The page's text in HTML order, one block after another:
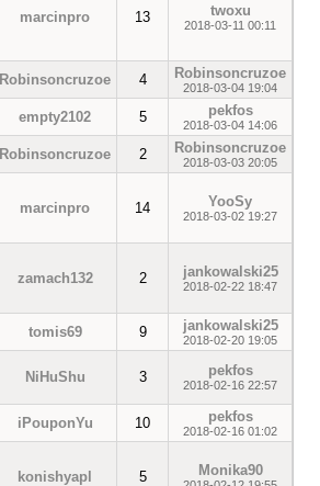
marcinpro 13 twoxu
2018-03-11 00:11
Robinsoncruzoe 4 Robinsoncruzoe
2018-03-04 19:04
empty2102 5 pekfos
2018-03-04 14:06
Robinsoncruzoe 2 Robinsoncruzoe
2018-03-03 20:05
marcinpro 14 YooSy
2018-03-02 19:27
zamach132 2 jankowalski25
2018-02-22 18:47
tomis69 9 jankowalski25
2018-02-20 19:05
NiHuShu 3 pekfos
2018-02-16 22:57
iPouponYu 10 pekfos
2018-02-16 01:02
konishyapl 5 Monika90